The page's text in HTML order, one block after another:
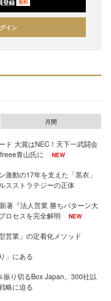
登録 無料
イン
月間
ド 大賞はNEC！天下一武闘会
青山氏に
NEW
激動の17年を支えた「黒衣」
スストラテジーの正体
著『法人営業 勝ちパターン大
ロセスを完全解明
NEW
営業」の定着化メソッド
」にある
り切るBox Japan。300社以
略に迫る